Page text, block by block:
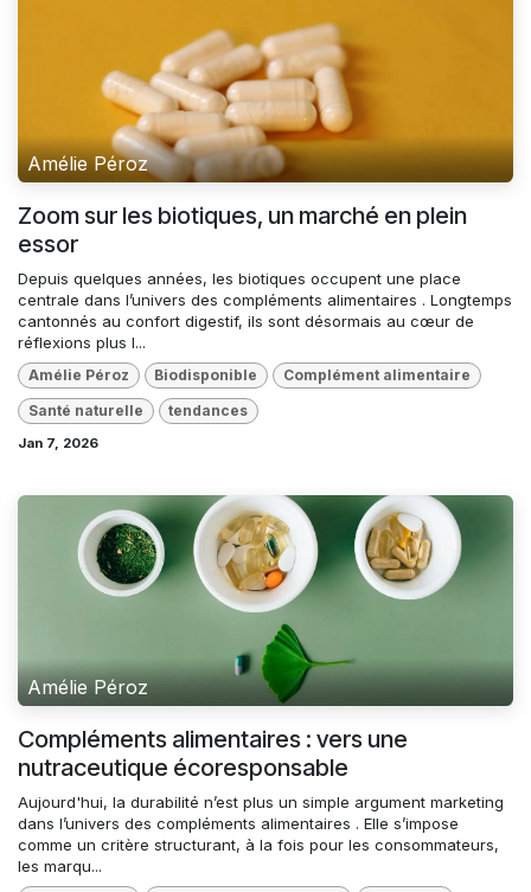
Amélie Péroz
Zoom sur les biotiques, un marché en plein
essor
Depuis quelques années, les biotiques occupent une place
centrale dans l’univers des compléments alimentaires . Longtemps
cantonnés au confort digestif, ils sont désormais au cœur de
réflexions plus l...
Amélie Péroz Biodisponible Complément alimentaire
Santé naturelle tendances
Jan 7, 2026
Amélie Péroz
Compléments alimentaires : vers une
nutraceutique écoresponsable
Aujourd'hui, la durabilité n’est plus un simple argument marketing
dans l’univers des compléments alimentaires . Elle s’impose
comme un critère structurant, à la fois pour les consommateurs,
les marqu...